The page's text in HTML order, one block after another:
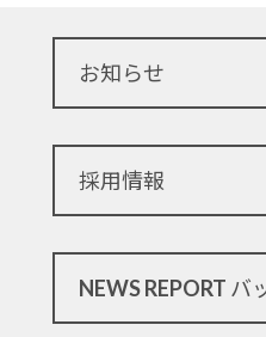
お知らせ
採用情報
NEWS REPORT バ